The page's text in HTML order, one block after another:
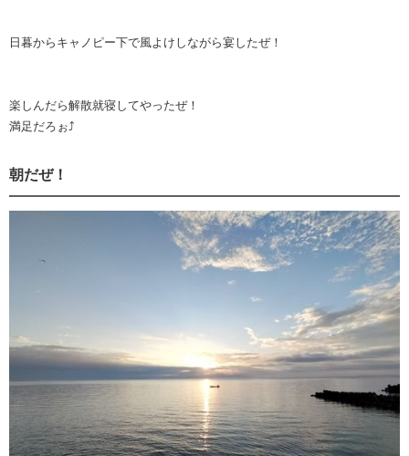
日暮からキャノピー下で風よけしながら宴したぜ！
楽しんだら解散就寝してやったぜ！
満足だろぉ⤴︎
朝だぜ！